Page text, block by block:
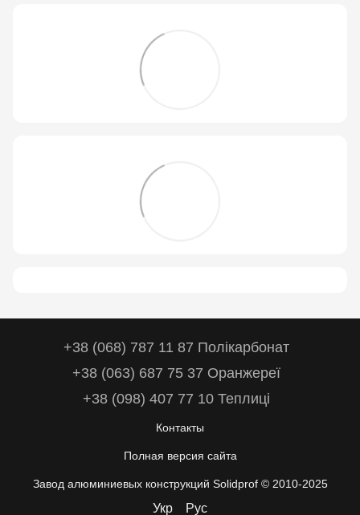
+38 (068) 787 11 87 Полікарбонат
+38 (063) 687 75 37 Оранжереї
+38 (098) 407 77 10 Теплиці
Контакты
Полная версия сайта
Завод алюминиевых конструкций Solidprof © 2010-2025
Укр Рус